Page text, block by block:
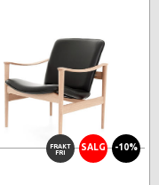
SALG -10%
FRAKT
FRI